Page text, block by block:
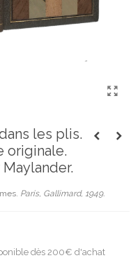
les plis.
originale.
Paris, Gallimard, 1949.
dès 200€ d'achat